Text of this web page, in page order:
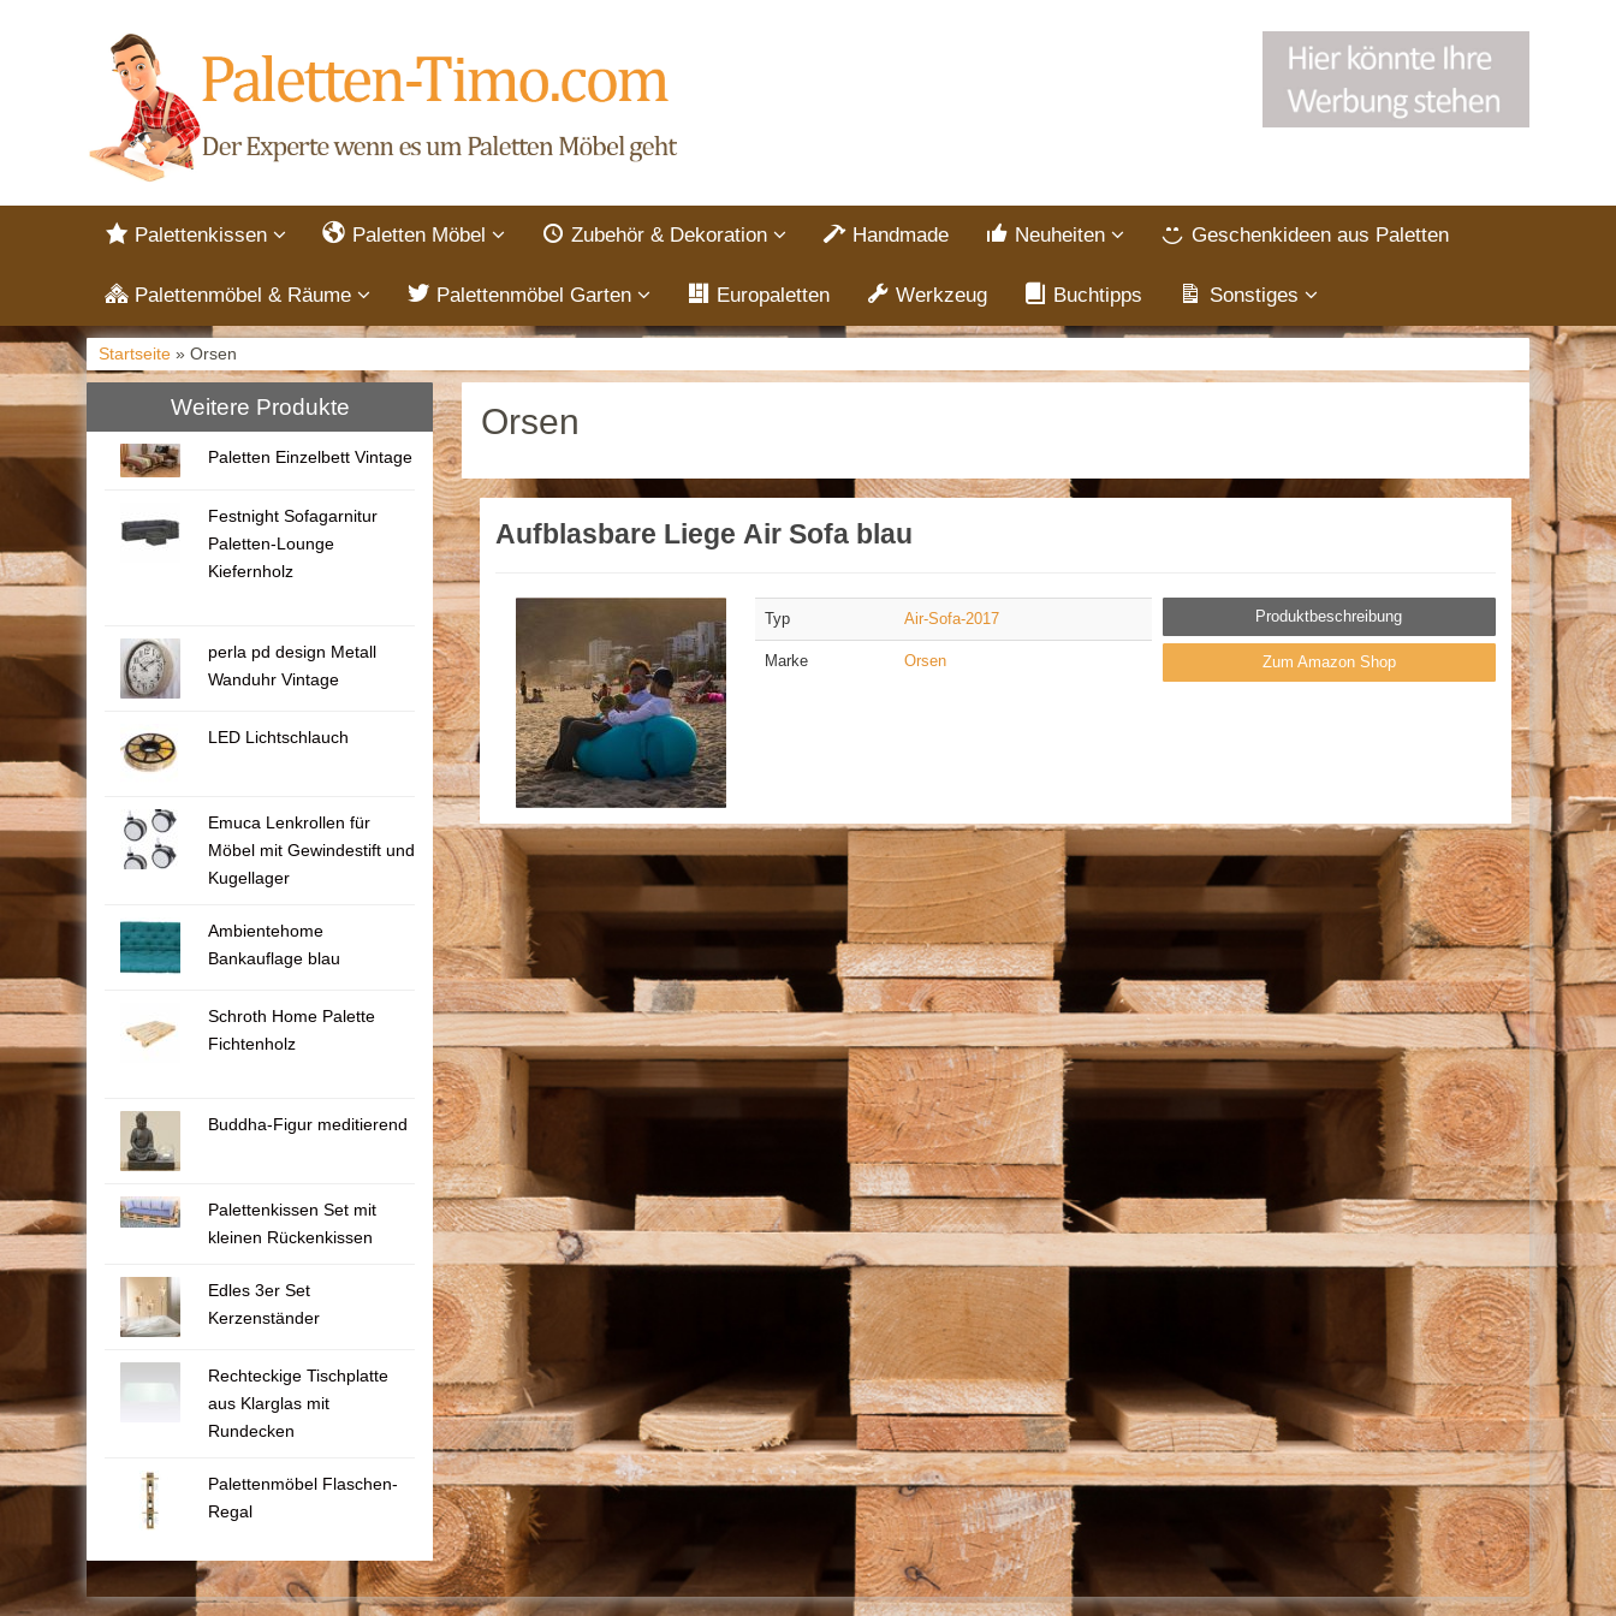
Palettenkissen Paletten Möbel Zubehör & Dekoration Handmade Neuheiten Geschenkideen aus Paletten
Palettenmöbel & Räume Palettenmöbel Garten Europaletten Werkzeug Buchtipps Sonstiges
Startseite » Orsen
Weitere Produkte
Paletten Einzelbett Vintage
Festnight Sofagarnitur
Paletten-Lounge
Kiefernholz
perla pd design Metall
Wanduhr Vintage
LED Lichtschlauch
Emuca Lenkrollen für
Möbel mit Gewindestift und
Kugellager
Ambientehome
Bankauflage blau
Schroth Home Palette
Fichtenholz
Buddha-Figur meditierend
Palettenkissen Set mit
kleinen Rückenkissen
Edles 3er Set
Kerzenständer
Rechteckige Tischplatte
aus Klarglas mit
Rundecken
Palettenmöbel Flaschen-
Regal
Orsen
Aufblasbare Liege Air Sofa blau
Typ Air-Sofa-2017
Marke Orsen
Produktbeschreibung
Zum Amazon Shop